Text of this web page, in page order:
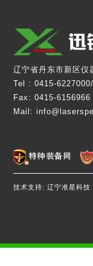
辽宁省丹东市新区仪
Tel : 0415-6227000/
Fax: 0415-6156966
Mail:
技术支持: 辽宁准星科技